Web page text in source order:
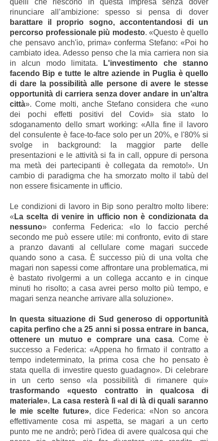
rinunciare all’ambizione: spesso si pensa di dover
barattare il proprio sogno, accontentandosi di un
percorso professionale più modesto. «Questo è quello
che pensavo anch'io, prima» conferma Stefano: «Poi ho
cambiato idea. Adesso penso che la mia carriera non sia
in alcun modo limitata.
L'investimento che stanno
facendo Bip e tutte le altre aziende in Puglia è quello
di dare la possibilità alle persone di avere le stesse
opportunità di carriera senza dover andare in un'altra
città». Come molti, anche Stefano considera che «uno
dei pochi effetti positivi del Covid»sia stato lo
sdoganamento dello smart working: «Alla fine il lavoro
del consulente è face-to-face solo per un 20%, e l'80% si
svolge in background: la maggior parte delle
presentazioni e le attività si fa in call, oppure di persona
ma metà dei partecipanti è collegata da remoto!». Un
cambio di paradigma che ha smorzato molto il tabù del
non essere fisicamente in ufficio.
Le condizioni di lavoro in Bip sono peraltro molto libere:
« La scelta di venire in ufficio non è condizionata da
nessuno» conferma Federica: «Io lo faccio perché
secondo me può essere utile: mi confronto, evito di stare
a pranzo davanti al cellulare come magari succede
quando sono a casa. È successo più di una volta che
magari non sapessi come affrontare una problematica, mi
è bastato rivolgermi a un collega accanto e in cinque
minuti ho risolto; a casa avrei perso molto più tempo, e
magari senza neanche arrivare alla soluzione».
In questa situazione di Sud generoso di opportunità
capita perfino che a 25 anni si possa entrare in banca,
ottenere un mutuo e comprare una casa. Come è
successo a Federica: «Appena ho firmato il contratto a
tempo indeterminato, la prima cosa che ho pensato è
stata quella di investire questo guadagno». Di celebrare
in un certo senso «la possibilità di rimanere qui»
trasformando «questo contratto in qualcosa di
materiale». La casa resterà lì «al di là di quali saranno
le mie scelte future», dice Federica: «Non so ancora
effettivamente cosa mi aspetta, se magari a un certo
punto me ne andrò; però l'idea di avere qualcosa qui che